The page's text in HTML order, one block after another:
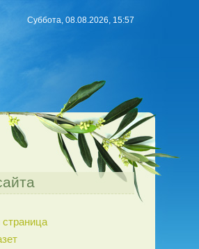
Суббота, 08.08.2026, 15:57
страница